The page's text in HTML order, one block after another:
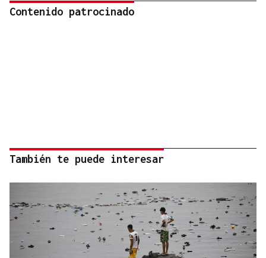
Contenido patrocinado
También te puede interesar